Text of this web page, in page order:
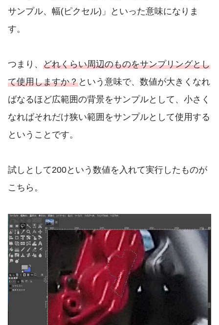
サンプル、幅(ピクセル)」といった意味になりま
す。
つまり、 どれくらい周辺のものをサンプリングとし
て使用しますか？という意味で、数値が大きくなれ
ばなるほど広範囲の背景をサンプルとして、小さく
なればそれだけ狭い範囲をサンプルとして使用する
ということです。
試しとして200という数値を入れて実行したものが
こちら。